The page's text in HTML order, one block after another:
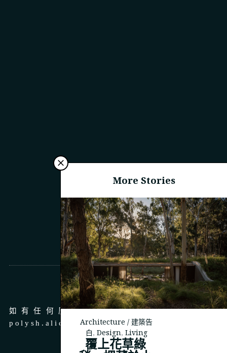
More Stories
Architecture / 建築告
白, Design, Living
覆上花草綠
商務合作
如有任何廣告、商務合作，請 email 至
polysh.alice@gmail.com